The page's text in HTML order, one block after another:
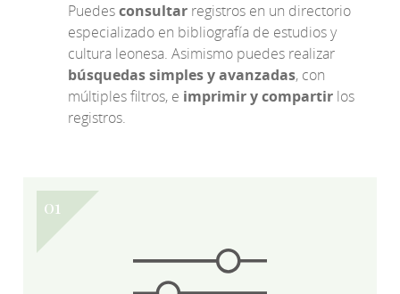
Puedesconsultar registros en un directorio
especializado en bibliografía de estudios y
cultura leonesa. Asimismo puedes realizar
búsquedas simples y avanzadas, con
múltiples filtros, e imprimir y compartir los
registros.